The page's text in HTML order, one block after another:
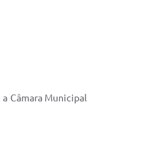
Câmara Municipal